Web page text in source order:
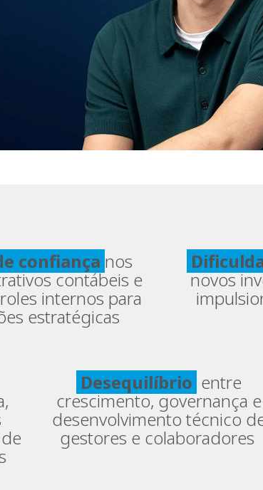
confiança nos
contábeis e
internos para
estratégicas
novos
Desequilíbrio entre
crescimento, governança e
desenvolvimento técnico
gestores e colaboradores